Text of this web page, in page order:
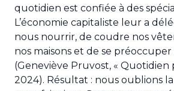
quotidien est confiée à des
L’économie capitaliste leur a
nous nourrir, de coudre nos
nos maisons et de se préoccuper
(Geneviève Pruvost, « Quotidien
2024). Résultat : nous oublions